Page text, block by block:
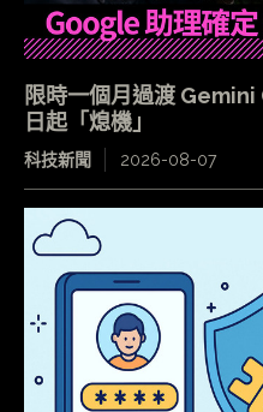
限時一個月過渡
日起「熄機」
科技新聞 2026-08-07